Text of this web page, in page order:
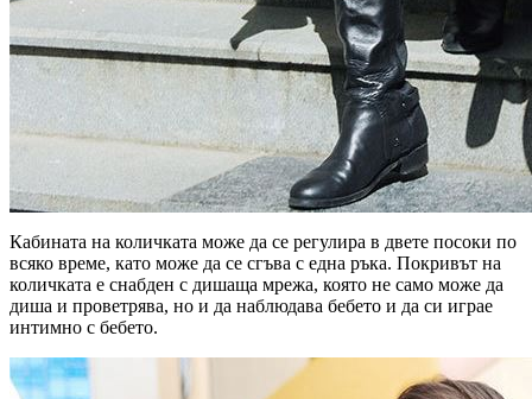
Кабината на количката може да се регулира в двете посоки по
всяко време, като може да се сгъва с една ръка. Покривът на
количката е снабден с дишаща мрежа, която не само може да
диша и проветрява, но и да наблюдава бебето и да си играе
интимно с бебето.